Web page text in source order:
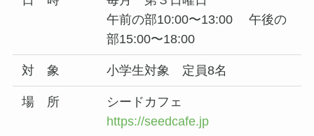
午前の部10:00〜13:00 午後の
部15:00〜18:00
対 象 小学生対象 定員8名
場 所
シードカフェ
https://seedcafe.jp